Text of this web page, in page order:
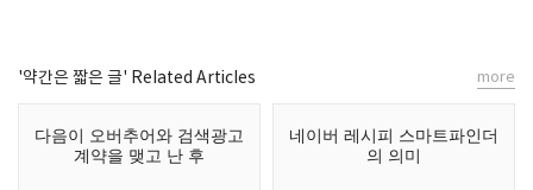
'약간은 짧은 글' Related Articles
다음이 오버추어와 검색광고
계약을 맺고 난 후
네이버 레시피 스마트파인더
의 의미
more